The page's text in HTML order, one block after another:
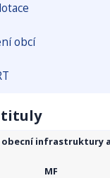
obcí
tituly
obecní infrastruktury
MF